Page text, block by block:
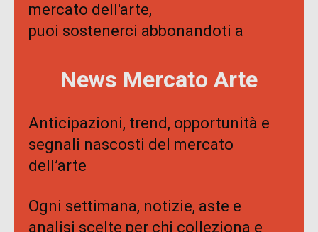
mercato dell'arte,
puoi sostenerci abbonandoti a
News Mercato Arte
Anticipazioni, trend, opportunità e
segnali nascosti del mercato
dell’arte
Ogni settimana, notizie, aste e
analisi scelte per chi colleziona e